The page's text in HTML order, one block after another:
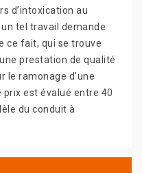
d’intoxication au
un tel travail demande
ce fait, qui se trouve
prestation de qualité
le ramonage d’une
est évalué entre 40
du conduit à